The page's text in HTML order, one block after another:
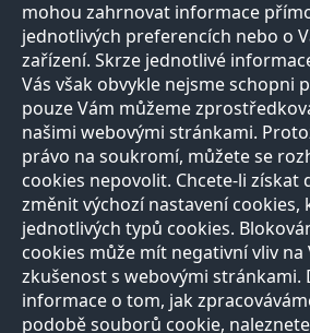
mohou zahrnovat informace
jednotlivých preferencích nebo o
zařízení. Skrze jednotlivé
Vás však obvykle nejsme schopni
pouze Vám můžeme
našimi webovými stránkami.
právo na soukromí, můžete se
cookies nepovolit. Chcete-li získat
změnit výchozí nastavení cookies,
jednotlivých typů cookies.
cookies může mít negativní vliv na
zkušenost s webovými stránkami.
informace o tom, jak
podobě souborů cookie,